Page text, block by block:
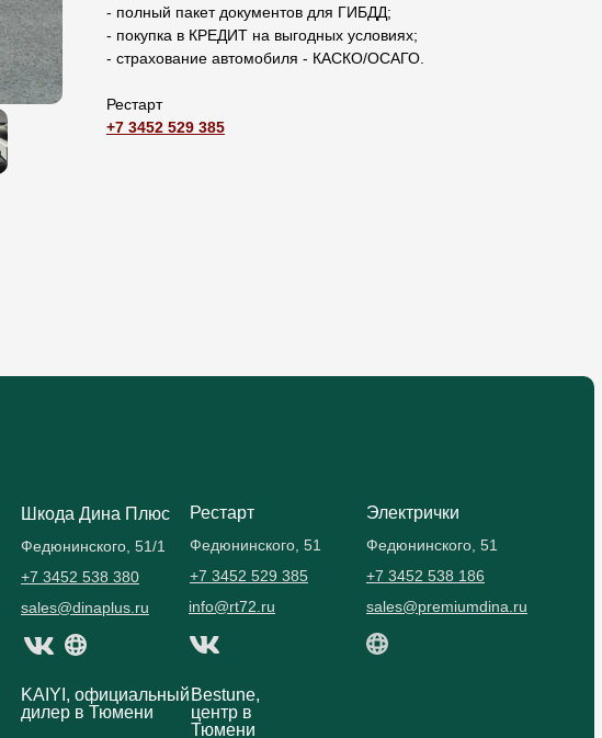
- полный пакет документов для ГИБДД;
- покупка в КРЕДИТ на выгодных условиях;
- страхование автомобиля - КАСКО/ОСАГО.
Рестарт
+7 3452 529 385
Шкода Дина Плюс
Федюнинского, 51/1
+7 3452 538 380
sales@dinaplus.ru
Рестарт
Федюнинского, 51
+7 3452 529 385
info@rt72.ru
KAIYI, официальный
дилер в Тюмени
Электрички
Федюнинского, 51
+7 3452 538 186
sales@premiumdina.ru
Bestune,
центр в
Тюмени